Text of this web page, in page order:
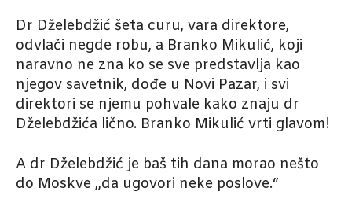
Dr Dželebdžić šeta curu, vara direktore,
odvlači negde robu, a Branko Mikulić, koji
naravno ne zna ko se sve predstavlja kao
njegov savetnik, dođe u Novi Pazar, i svi
direktori se njemu pohvale kako znaju dr
Dželebdžića lično. Branko Mikulić vrti glavom!
A dr Dželebdžić je baš tih dana morao nešto
do Moskve „da ugovori neke poslove.“